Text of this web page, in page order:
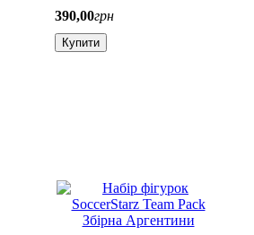
390,00грн
Купити